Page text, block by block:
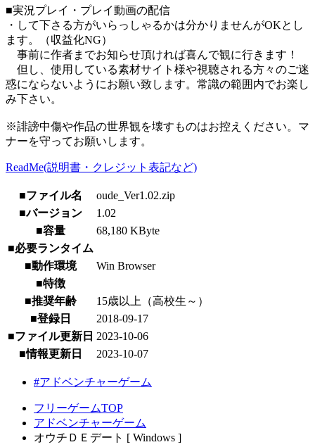
■実況プレイ・プレイ動画の配信
・して下さる方がいらっしゃるかは分かりませんがOKとし
ます。（収益化NG）
事前に作者までお知らせ頂ければ喜んで観に行きます！
但し、使用している素材サイト様や視聴される方々のご迷
惑にならないようにお願い致します。常識の範囲内でお楽し
み下さい。
※誹謗中傷や作品の世界観を壊すものはお控えください。マ
ナーを守ってお願いします。
ReadMe(説明書・クレジット表記など)
■ファイル名
oude_Ver1.02.zip
■バージョン
1.02
■容量
68,180 KByte
■必要ランタイム
■動作環境
Win Browser
■特徴
■推奨年齢
15歳以上（高校生～）
■登録日
2018-09-17
■ファイル更新日 2023-10-06
■情報更新日
2023-10-07
#アドベンチャーゲーム
フリーゲームTOP
アドベンチャーゲーム
オウチＤＥデート [ Windows ]